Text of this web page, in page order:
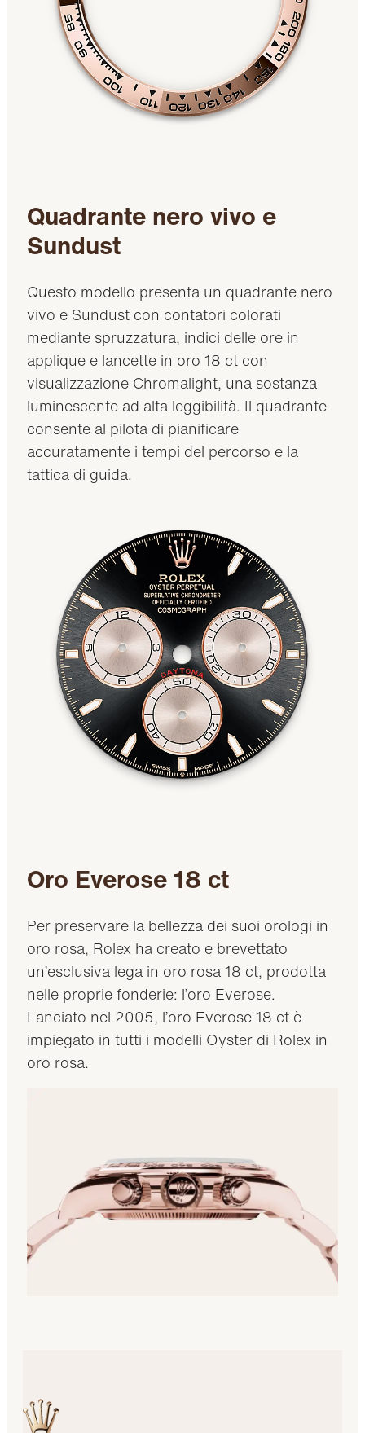
Quadrante nero vivo e
Sundust
Questo modello presenta un quadrante nero
vivo e Sundust con contatori colorati
mediante spruzzatura, indici delle ore in
applique e lancette in oro 18 ct con
visualizzazione Chromalight, una sostanza
luminescente ad alta leggibilità. Il quadrante
consente al pilota di pianificare
accuratamente i tempi del percorso e la
tattica di guida.
Oro Everose 18 ct
Per preservare la bellezza dei suoi orologi in
oro rosa, Rolex ha creato e brevettato
un’esclusiva lega in oro rosa 18 ct, prodotta
nelle proprie fonderie: l’oro Everose.
Lanciato nel 2005, l’oro Everose 18 ct è
impiegato in tutti i modelli Oyster di Rolex in
oro rosa.